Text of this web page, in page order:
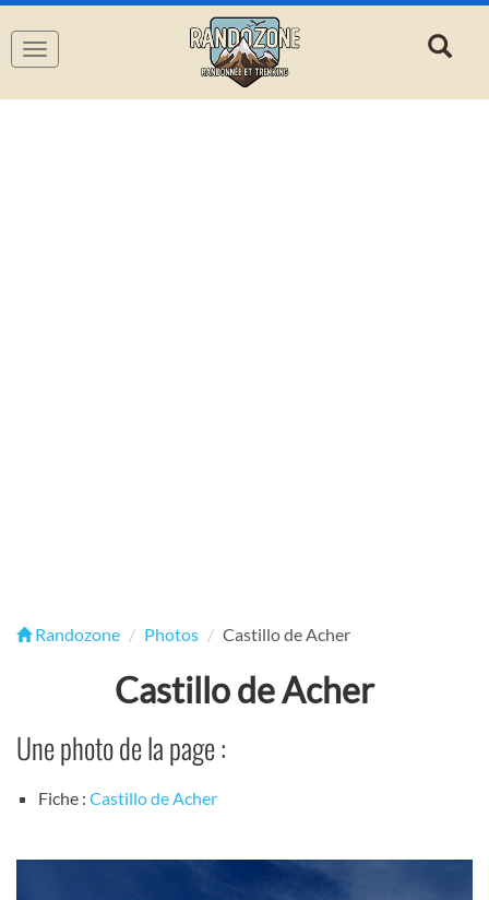
Navigation
Randozone Photos Castillo de Acher
Castillo de Acher
Une photo de la page :
Fiche : Castillo de Acher